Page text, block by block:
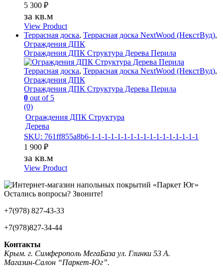
5 300 ₽
за кв.м
View Product
Террасная доска, Террасная доска NextWood (НекстВуд),
Ограждения ДПК
Ограждения ДПК Структура Дерева Перила
Террасная доска, Террасная доска NextWood (НекстВуд),
Ограждения ДПК
Ограждения ДПК Структура Дерева Перила
0 out of 5
(0)
Ограждения ДПК Структура
Дерева
SKU: 761ff855a8b6-1-1-1-1-1-1-1-1-1-1-1-1-1-1-1-1-1
1 900 ₽
за кв.м
View Product
Остались вопросы? Звоните!
+7(978) 827-43-33
+7(978)827-34-44
Контакты
Крым. г. Симферополь МегаБаза ул. Глинки 53 А.
Магазин-Салон “Паркет-Юг”.